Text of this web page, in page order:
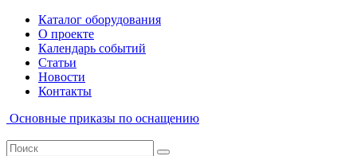
Каталог оборудования
О проекте
Календарь событий
Статьи
Новости
Контакты
Основные приказы по оснащению